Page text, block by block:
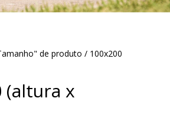
de produto / 100x200
(altura x